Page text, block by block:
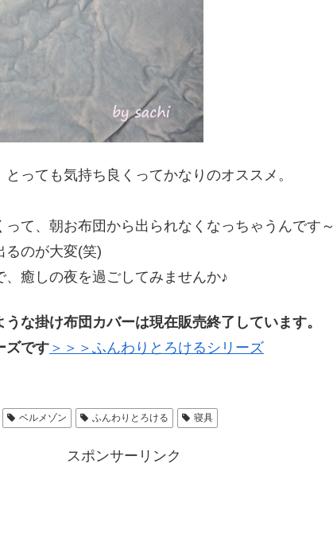
っても気持ち良くってかなりのオススメ。
て、朝お布団から出られなくなっちゃうんです～
るのが大変(笑)
癒しの夜を過ごしてみませんか♪
な掛け布団カバーは現在販売終了しています。
ズです＞＞＞ふんわりとろけるシリーズ
ベルメゾン ふんわりとろける 寝具
スポンサーリンク